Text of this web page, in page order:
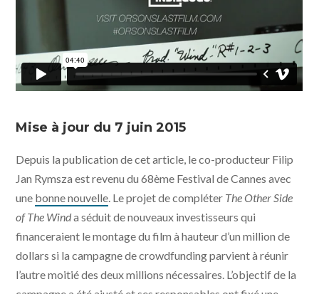
Mise à jour du 7 juin 2015
Depuis la publication de cet article, le co-producteur Filip
Jan Rymsza est revenu du 68ème Festival de Cannes avec
une bonne nouvelle. Le projet de compléter The Other Side
of The Winda séduit de nouveaux investisseurs qui
financeraient le montage du film à hauteur d’un million de
dollars si la campagne de crowdfunding parvient à réunir
l’autre moitié des deux millions nécessaires. L’objectif de la